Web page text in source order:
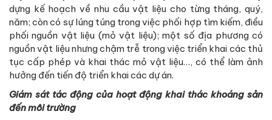
dựng kế hoạch về nhu cầu vật liệu cho từng tháng, quý,
năm; còn có sự lúng túng trong việc phối hợp tìm kiếm, điều
phối nguồn vật liệu (mỏ vật liệu); một số địa phương có
nguồn vật liệu nhưng chậm trễ trong việc triển khai các thủ
tục cấp phép và khai thác mỏ vật liệu…, có thể làm ảnh
hưởng đến tiến độ triển khai các dự án.
Giám sát tác động của hoạt động khai thác khoáng sản
đến môi trường